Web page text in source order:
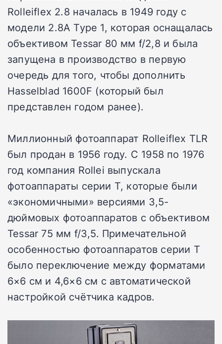
Rolleiflex 2.8 началась в 1949 году с
модели 2.8A Type 1, которая оснащалась
объективом Tessar 80 мм f/2,8 и была
запущена в производство в первую
очередь для того, чтобы дополнить
Hasselblad 1600F (который был
представлен годом ранее).
Миллионный фотоаппарат Rolleiflex TLR
был продан в 1956 году. С 1958 по 1976
год компания Rollei выпускала
фотоаппараты серии T, которые были
«экономичными» версиями 3,5-
дюймовых фотоаппаратов с объективом
Tessar 75 мм f/3,5. Примечательной
особенностью фотоаппаратов серии T
было переключение между форматами
6×6 см и 4,6×6 см с автоматической
настройкой счётчика кадров.